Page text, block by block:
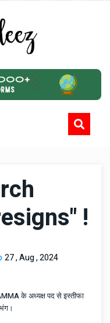
!
27 , Aug , 2024
के अध्यक्ष पद से इस्तीफा